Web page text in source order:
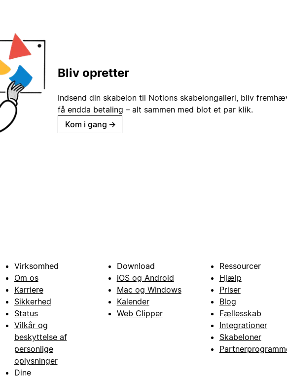
Bliv opretter
Indsend din skabelon til Notions skabelongalleri, bliv
få endda betaling – alt sammen med blot et par klik.
Kom i gang →
Virksomhed
Om os
Karriere
Sikkerhed
Status
Vilkår og
beskyttelse af
personlige
oplysninger
Dine
Download
iOS og Android
Mac og Windows
Kalender
Web Clipper
Ressourcer
Hjælp
Priser
Blog
Fællesskab
Integrationer
Skabeloner